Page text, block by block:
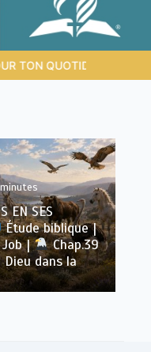
Seigneur | 1.7 La
EN SES
Étude biblique |
|
Chap.39
dans la